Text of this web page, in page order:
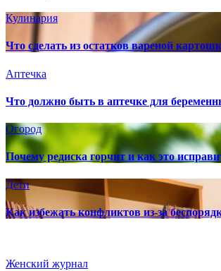
Кулинария
Что сделать из остатков вареной
Аптечка
Что должно быть в аптечке для
Огород
Почему редиска горчит и как это
Дети
Как избежать конфликтов из-за
Женский журнал